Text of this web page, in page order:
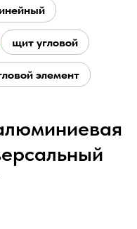
щит угловой
элемент